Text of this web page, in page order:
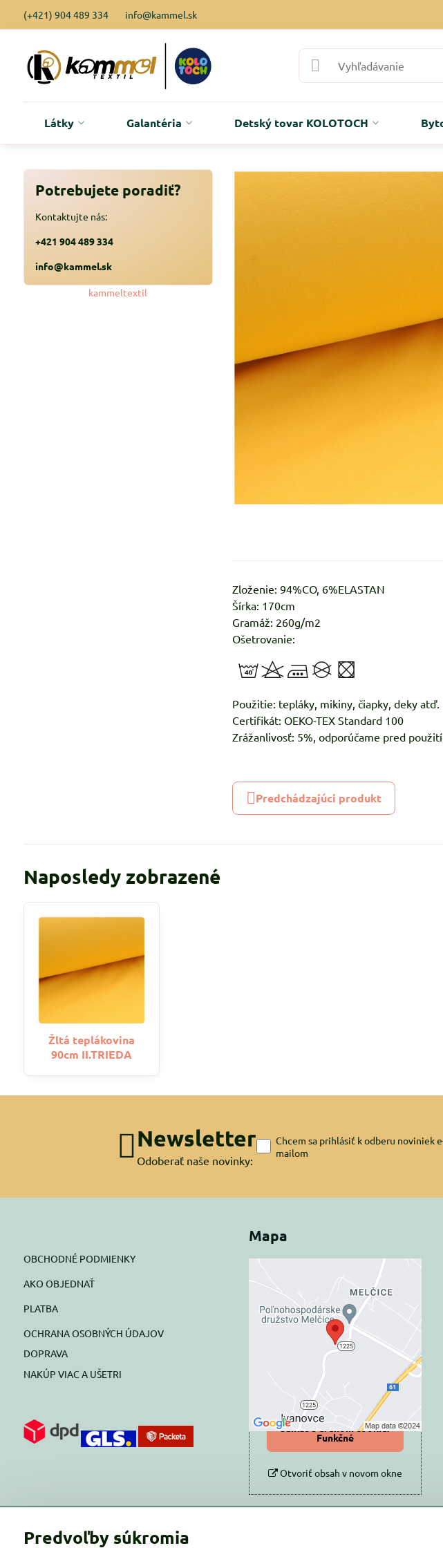
(+421) 904 489 334 info@kammel.sk
Látky Galantéria Detský tovar KOLOTOCH
Zloženie: 94%CO, 6%ELASTAN
Šírka: 170cm
Gramáž: 260g/m2
Ošetrovanie:
Použitie: tepláky, mikiny, čiapky, deky atď.
Certifikát: OEKO-TEX Standard 100
Zrážanlivosť: 5%, odporúčame pred
Predchádzajúci produkt
Potrebujete poradiť?
Kontaktujte nás:
+421 904 489 334
info@kammel.sk
kammeltextil
Naposledy zobrazené
Žltá teplákovina
90cm II.TRIEDA
Newsletter
Odoberať naše novinky:
Chcem sa prihlásiť k odberu noviniek
mailom
OBCHODNÉ PODMIENKY
AKO OBJEDNAŤ
PLATBA
OCHRANA OSOBNÝCH ÚDAJOV
DOPRAVA
NAKÚP VIAC A UŠETRI
Mapa
Externý obsah je
blokovaný Voľbami
súkromia
Prajete si načítať externý obsah?
Povoliť tentokrát
Povoliť a zapamätať -
súhlas s druhom cookie:
Funkčné
Otvoriť obsah v novom okne
Predvoľby súkromia